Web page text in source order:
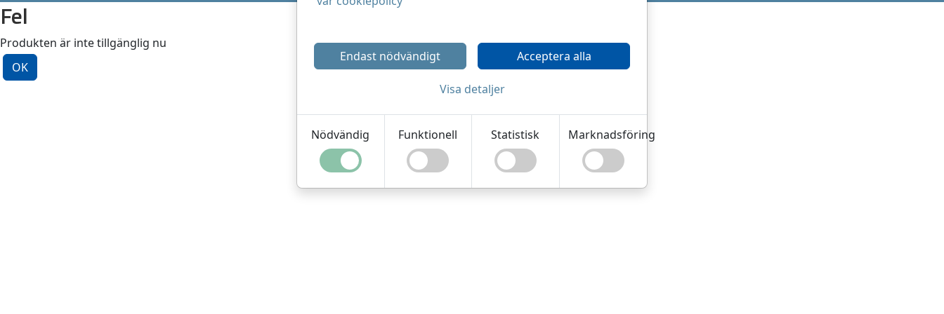
Endast nödvändigt Acceptera alla
Visa detaljer
Nödvändig Funktionell Statistisk Marknadsföring
Fel
Produkten är inte tillgänglig nu
OK